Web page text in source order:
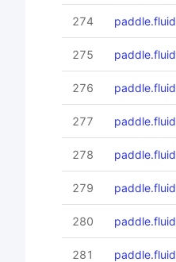
274
275
276
277
278
279
280
281